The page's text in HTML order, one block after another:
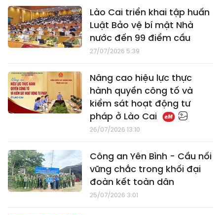
Lào Cai triển khai tập huấn
Luật Bảo vệ bí mật Nhà
nước đến 99 điểm cầu
27/07/2026 5:39
Nâng cao hiệu lực thực
hành quyền công tố và
kiểm sát hoạt động tư
pháp ở Lào Cai
26/07/2026 13:10
Công an Yên Bình - Cầu nối
vững chắc trong khối đại
đoàn kết toàn dân
25/07/2026 3:01